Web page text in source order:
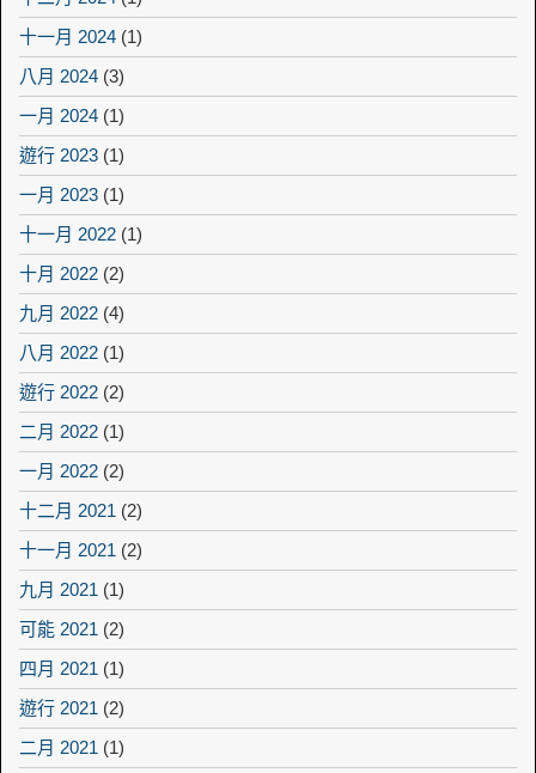
十一月 2024 (1)
八月 2024 (3)
一月 2024 (1)
遊行 2023 (1)
一月 2023 (1)
十一月 2022 (1)
十月 2022 (2)
九月 2022 (4)
八月 2022 (1)
遊行 2022 (2)
二月 2022 (1)
一月 2022 (2)
十二月 2021 (2)
十一月 2021 (2)
九月 2021 (1)
可能 2021 (2)
四月 2021 (1)
遊行 2021 (2)
二月 2021 (1)